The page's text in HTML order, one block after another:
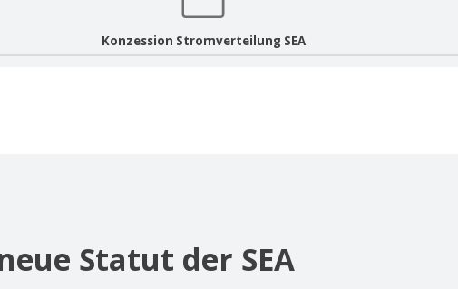
Konzession Stromverteilung SEA
Statut der SEA